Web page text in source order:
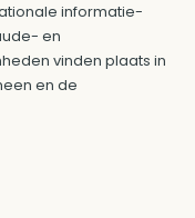
informatie-
en
vinden plaats in
en de